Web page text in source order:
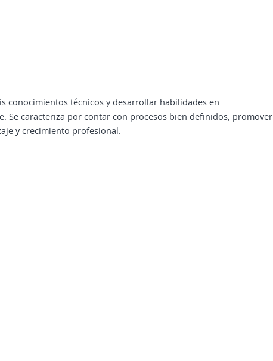
conocimientos técnicos y desarrollar habilidades en
Se caracteriza por contar con procesos bien definidos, promover
y crecimiento profesional.